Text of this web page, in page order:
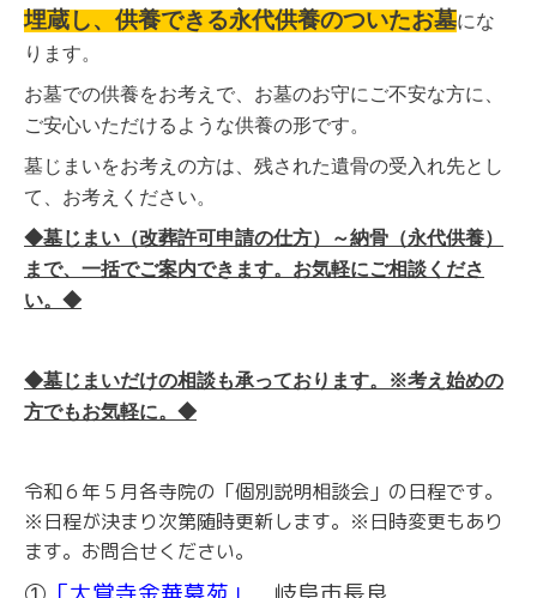
埋蔵し、供養できる永代供養のついたお墓にな
ります。
お墓での供養をお考えで、お墓のお守にご不安な方に、
ご安心いただけるような供養の形です。
墓じまいをお考えの方は、残された遺骨の受入れ先とし
て、お考えください。
◆墓じまい（改葬許可申請の仕方）～納骨（永代供養）
まで、一括でご案内できます。お気軽にご相談くださ
い。◆
◆墓じまいだけの相談も承っております。※考え始めの
方でもお気軽に。◆
令和６年５月各寺院の「個別説明相談会」の日程です。
※日程が決まり次第随時更新します。※日時変更もあり
ます。お問合せください。